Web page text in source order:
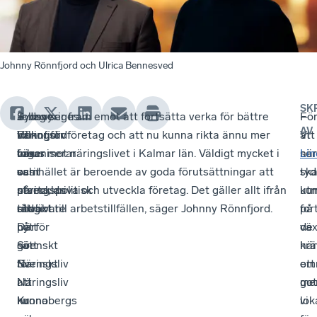
Johnny Rönnfjord och Ulrica Bennesved
Sydsveriges
näringsliv
växer
och
utvecklas
snabbt.
Därför
gör
Svenskt
Näringsliv
nu
–
Vi
organiserar
oss
på
ett
nytt
sätt
för
att
kunna
Johnny
Rönnfjord
har
varit
näringspolitisk
rådgivare
på
Svenskt
Näringsliv
i
Kronobergs
– Jag ser fram emot att fortsätta verka för bättre
villkor för företag och att nu kunna rikta ännu mer
fokus mot näringslivet i Kalmar län. Väldigt mycket i
samhället är beroende av goda förutsättningar att
starta, driva och utveckla företag. Det gäller allt ifrån
tillväxt till arbetstillfällen, säger Johnny Rönnfjord.
För
att
ska
ett
–
Vi
ser
på
de
här
vi
AV